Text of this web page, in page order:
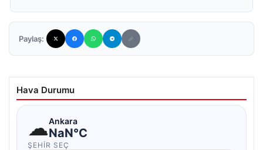
Paylaş:
Hava Durumu
☁Ankara
NaN°C
ŞEHIR SEÇ